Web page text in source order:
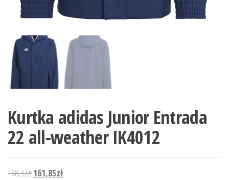
Kurtka adidas Junior Entrada
22 all-weather IK4012
168,32złPierwotna cena wynosiła: 168,32zł.
161,85złAktualna cena wynosi: 161,85zł.